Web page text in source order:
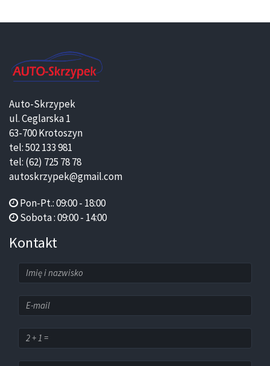
Auto-Skrzypek
ul. Ceglarska 1
63-700 Krotoszyn
tel: 502 133 981
tel: (62) 725 78 78
autoskrzypek@gmail.com
Pon-Pt.: 09:00 - 18:00
Sobota : 09:00 - 14:00
Kontakt